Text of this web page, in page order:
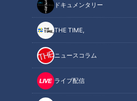
ドキュメンタリー
THE TIME,
ニュースコラム
ライブ配信
不屈の精神力
ドラゴンズ大好き、ファンも大好き
≪京田選手会長のコメント≫
≪与田監督のコメント≫
横浜の夜空に涙雨
オススメ関連コンテンツ